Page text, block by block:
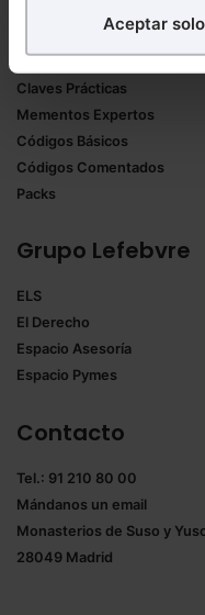
experiencia en la
Puedesaceptar
todas las cookies
También puedes
seleccionar solo
navegador. Si no
Aceptar
Formularios Jurídicos
Manuales de Derecho
Claves Prácticas
Mementos Expertos
Códigos Básicos
Códigos Comentados
Packs
Grupo Lefebvre
ELS
El Derecho
Espacio Asesoría
Espacio Pymes
Contacto
Tel.: 91 210 80 00
Mándanos un email
Monasterios de Suso y
28049 Madrid